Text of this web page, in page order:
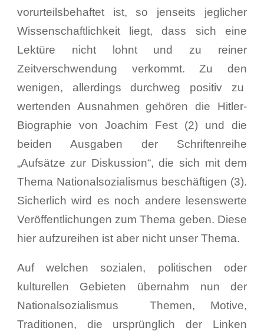
vorurteilsbehaftet ist, so jenseits jeglicher
Wissenschaftlichkeit liegt, dass sich eine
Lektüre nicht lohnt und zu reiner
Zeitverschwendung verkommt. Zu den
wenigen, allerdings durchweg positiv zu
wertenden Ausnahmen gehören die Hitler-
Biographie von Joachim Fest (2) und die
beiden Ausgaben der Schriftenreihe
„Aufsätze zur Diskussion“, die sich mit dem
Thema Nationalsozialismus beschäftigen (3).
Sicherlich wird es noch andere lesenswerte
Veröffentlichungen zum Thema geben. Diese
hier aufzureihen ist aber nicht unser Thema.
Auf welchen sozialen, politischen oder
kulturellen Gebieten übernahm nun der
Nationalsozialismus Themen, Motive,
Traditionen, die ursprünglich der Linken